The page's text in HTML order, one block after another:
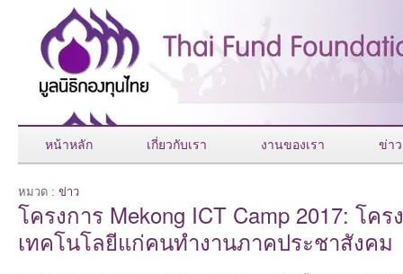
หน้าหลัก เกี่ยวกับเรา งานของเรา ข่าว
หมวด : ข่าว
โครงการ Mekong ICT Camp 2017: โ
เทคโนโลยีแก่คนทำงานภาคประชาสังคม